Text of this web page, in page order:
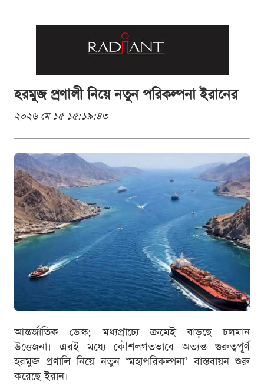
হরমুজ প্রণালী নিয়ে নতুন পরিকল্পনা ইরানের
২০২৬ মে ১৫ ১৫:১৯:৪৩
আন্তর্জাতিক ডেস্ক: মধ্যপ্রাচ্যে ক্রমেই বাড়ছে চলমান
উত্তেজনা। এরই মধ্যে কৌশলগতভাবে অত্যন্ত গুরুত্বপূর্ণ
হরমুজ প্রণালি নিয়ে নতুন ‘মহাপরিকল্পনা’ বাস্তবায়ন শুরু
করেছে ইরান।